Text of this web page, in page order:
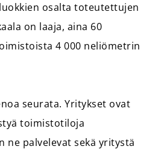
osalta toteutettujen
on laaja, aina 60
4 000 neliömetrin
seurata. Yritykset ovat
toimistotiloja
ne palvelevat sekä yritystä